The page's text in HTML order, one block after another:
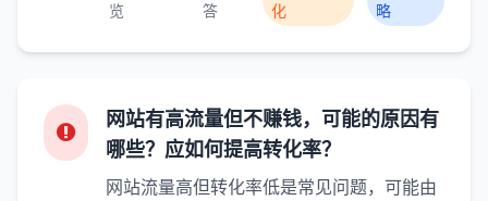
览
答
化
略
网站有高流量但不赚钱，可能的原因有
哪些？应如何提高转化率？
网站流量高但转化率低是常见问题，可能由